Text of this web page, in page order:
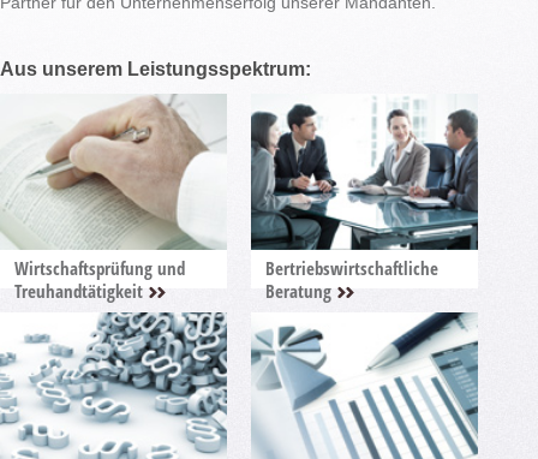
Aus unserem Leistungsspektrum:
Wirtschaftsprüfung und
Treuhandtätigkeit
Bertriebswirtschaftliche
Beratung